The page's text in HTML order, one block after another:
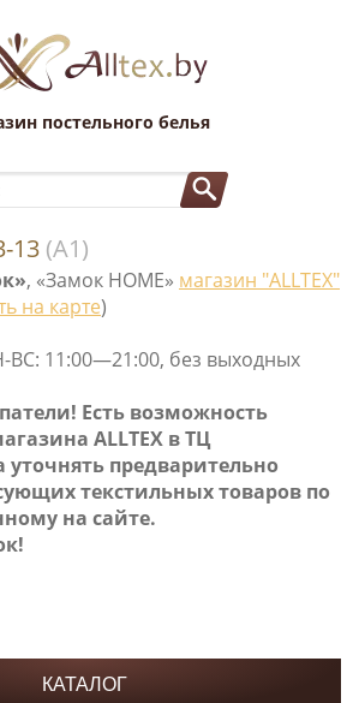
постельного белья
13 (А1)
, «Замок НОМЕ» магазин "ALLTEX"
на карте)
11:00—21:00, без выходных
Есть возможность
ALLTEX в ТЦ
предварительно
текстильных товаров по
на сайте.
КАТАЛОГ